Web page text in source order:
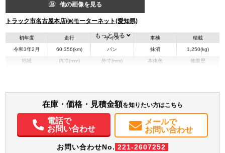
他の画像を見る
トラック市名古屋本店/㈱モーターネット(愛知県)
初年度
令和3年2月
走行
60,356(km)
サイズ
バン
車検
抹消
積載
1,250(kg)
地域 内寸(mm) 外寸(mm) 本体色 修復歴
電動格納ミラー
ETC バックモニター
もっと見る
在庫・価格・見積金額を知りたい方はこちら
電話で
お問い合わせ
メールで
お問い合わせ
お問い合わせNo. 221-2607252